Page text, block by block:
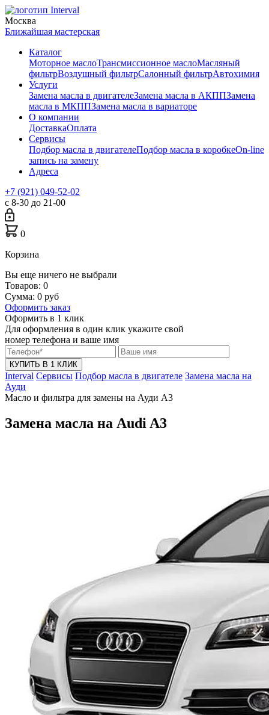
Москва
Ближайшая мастерская
Каталог
Моторное маслоТрансмиссионное маслоМасляный
фильтрВоздушный фильтрСалонный фильтрАвтохимия
Услуги
Замена масла в двигателеЗамена масла в АКППЗамена
масла в МКППЗамена масла в вариаторе
О компании
ДоставкаОплата
Сервисы
Подбор масла в двигателеПодбор масла в коробкеOn-line
запись на замену
Адреса
+7 (921) 049-52-02
с 8-30 до 21-00
0
Корзина
Вы еще ничего не выбрали
Товаров: 0
Сумма: 0 руб
Оформить заказ
Оформить в 1 клик
Для оформления в один клик укажите свой
номер телефона и ваше имя
КУПИТЬ В 1 КЛИК
Interval Сервисы Подбор масла в двигателе Замена масла на
Ауди
Масло и фильтра для замены на Ауди А3
Замена масла на Audi A3